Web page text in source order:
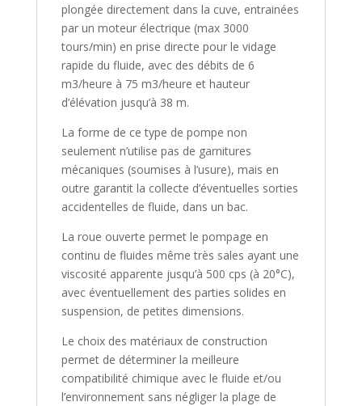
plongée directement dans la cuve, entrainées
par un moteur électrique (max 3000
tours/min) en prise directe pour le vidage
rapide du fluide, avec des débits de 6
m3/heure à 75 m3/heure et hauteur
d’élévation jusqu’à 38 m.
La forme de ce type de pompe non
seulement n’utilise pas de garnitures
mécaniques (soumises à l’usure), mais en
outre garantit la collecte d’éventuelles sorties
accidentelles de fluide, dans un bac.
La roue ouverte permet le pompage en
continu de fluides même très sales ayant une
viscosité apparente jusqu’à 500 cps (à 20°C),
avec éventuellement des parties solides en
suspension, de petites dimensions.
Le choix des matériaux de construction
permet de déterminer la meilleure
compatibilité chimique avec le fluide et/ou
l’environnement sans négliger la plage de